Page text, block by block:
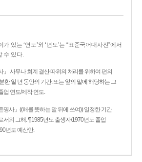
있는 ‘연도’와 ‘년도’는 “표준국어대사전”에서
수 있다.
」 사무나 회계 결산 따위의 처리를 위하여 편의
한 일 년 동안의 기간. 또는 앞의 말에 해당하는 그
업 연도/제작 연도.
명사」((해를 뜻하는 말 뒤에 쓰여)) 일정한 기간
서의 그해. ¶ 1985년도 출생자/1970년도 졸업
년도 예산안.